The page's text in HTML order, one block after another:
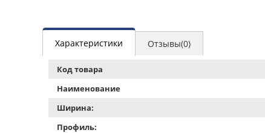
Характеристики Отзывы(0)
Код товара
Наименование
Ширина:
Профиль: